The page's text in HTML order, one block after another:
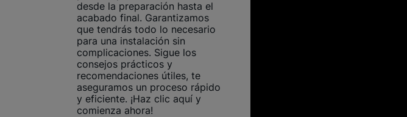
desde la preparación hasta el
acabado final. Garantizamos
que tendrás todo lo necesario
para una instalación sin
complicaciones. Sigue los
consejos prácticos y
recomendaciones útiles, te
aseguramos un proceso rápido
y eficiente. ¡Haz clic aquí y
comienza ahora!